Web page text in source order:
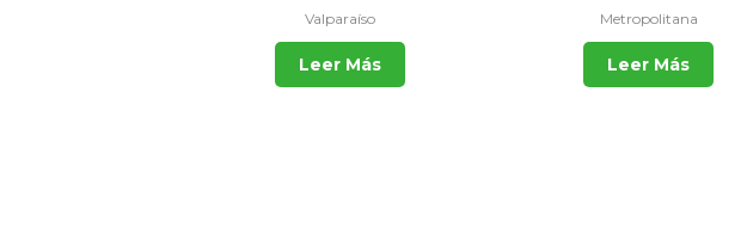
Valparaíso
Leer Más
Metropolitana
Leer Más